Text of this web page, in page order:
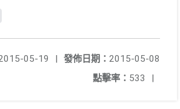
發佈日期： 2015-05-08
05-19
|
點擊率： 533 |